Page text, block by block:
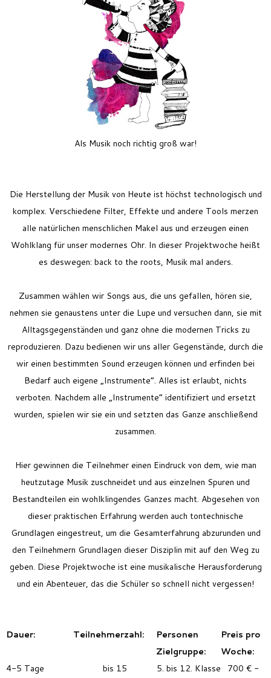
Feriencamp
Jobs
Kontakt
Als Musik noch richtig groß war!
Die Herstellung der Musik von Heute ist höchst technologisch und
komplex. Verschiedene Filter, Effekte und andere Tools merzen
alle natürlichen menschlichen Makel aus und erzeugen einen
Wohlklang für unser modernes Ohr. In dieser Projektwoche heißt
es deswegen: back to the roots, Musik mal anders.
Zusammen wählen wir Songs aus, die uns gefallen, hören sie,
nehmen sie genaustens unter die Lupe und versuchen dann, sie mit
Alltagsgegenständen und ganz ohne die modernen Tricks zu
reproduzieren. Dazu bedienen wir uns aller Gegenstände, durch die
wir einen bestimmten Sound erzeugen können und erfinden bei
Bedarf auch eigene „Instrumente“. Alles ist erlaubt, nichts
verboten. Nachdem alle „Instrumente“ identifiziert und ersetzt
wurden, spielen wir sie ein und setzten das Ganze anschließend
zusammen.
Hier gewinnen die Teilnehmer einen Eindruck von dem, wie man
heutzutage Musik zuschneidet und aus einzelnen Spuren und
Bestandteilen ein wohlklingendes Ganzes macht. Abgesehen von
dieser praktischen Erfahrung werden auch tontechnische
Grundlagen eingestreut, um die Gesamterfahrung abzurunden und
den Teilnehmern Grundlagen dieser Disziplin mit auf den Weg zu
geben. Diese Projektwoche ist eine musikalische Herausforderung
und ein Abenteuer, das die Schüler so schnell nicht vergessen!
Dauer: Teilnehmerzahl:
Personen
Zielgruppe:
Preis pro
Woche:
4-5 Tage
bis 15 5. bis 12. Klasse
700 € -